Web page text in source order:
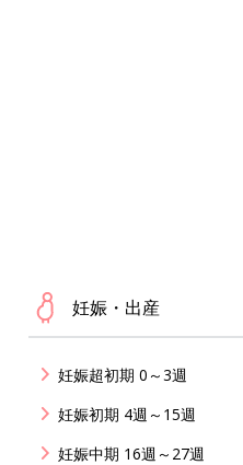
妊娠・出産
妊娠超初期 0～3週
妊娠初期 4週～15週
妊娠中期 16週～27週